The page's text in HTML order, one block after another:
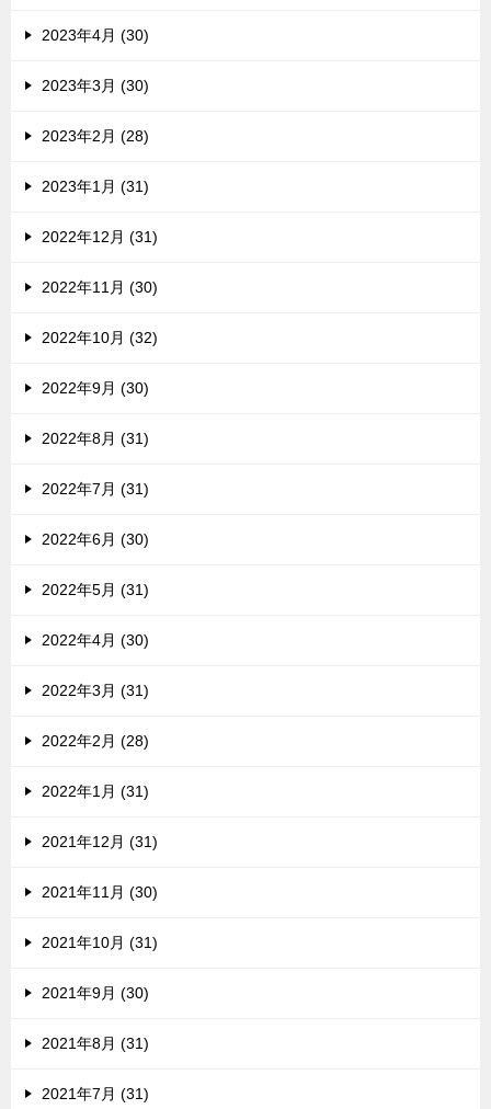
2023年4月 (30)
2023年3月 (30)
2023年2月 (28)
2023年1月 (31)
2022年12月 (31)
2022年11月 (30)
2022年10月 (32)
2022年9月 (30)
2022年8月 (31)
2022年7月 (31)
2022年6月 (30)
2022年5月 (31)
2022年4月 (30)
2022年3月 (31)
2022年2月 (28)
2022年1月 (31)
2021年12月 (31)
2021年11月 (30)
2021年10月 (31)
2021年9月 (30)
2021年8月 (31)
2021年7月 (31)